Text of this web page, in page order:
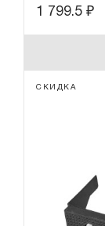
1 799.5 ₽
СКИДКА